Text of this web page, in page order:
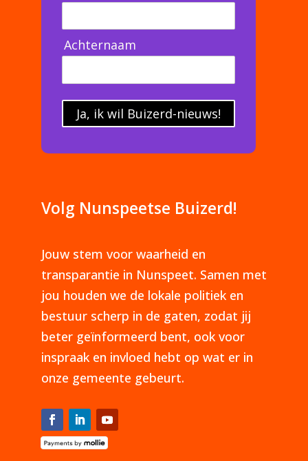
Achternaam
Ja, ik wil Buizerd-nieuws!
Volg Nunspeetse Buizerd!
Jouw stem voor waarheid en
transparantie in Nunspeet. Samen met
jou houden we de lokale politiek en
bestuur scherp in de gaten, zodat jij
beter geïnformeerd bent, ook voor
inspraak en invloed hebt op wat er in
onze gemeente gebeurt.